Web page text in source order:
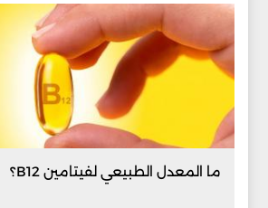
ما المعدل الطبيعي لفيتامين B12؟